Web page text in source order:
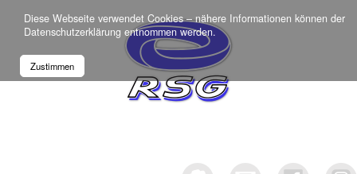
Diese Webseite verwendet Cookies – nähere Informationen können der
Datenschutzerklärung entnommen werden.
Zustimmen